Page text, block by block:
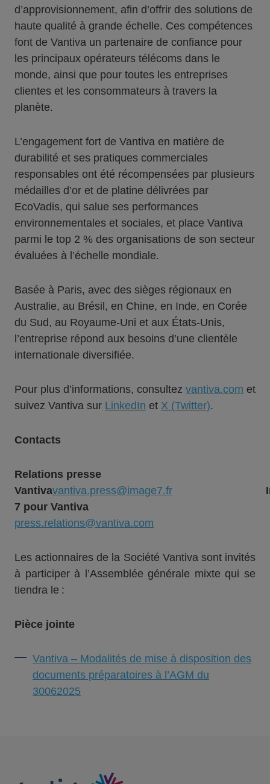
d’approvisionnement, afin d’offrir des solutions de
haute qualité à grande échelle. Ces compétences
font de Vantiva un partenaire de confiance pour
les principaux opérateurs télécoms dans le
monde, ainsi que pour toutes les entreprises
clientes et les consommateurs à travers la
planète.
L’engagement fort de Vantiva en matière de
durabilité et ses pratiques commerciales
responsables ont été récompensées par plusieurs
médailles d’or et de platine délivrées par
EcoVadis, qui salue ses performances
environnementales et sociales, et place Vantiva
parmi le top 2 % des organisations de son secteur
évaluées à l’échelle mondiale.
Basée à Paris, avec des sièges régionaux en
Australie, au Brésil, en Chine, en Inde, en Corée
du Sud, au Royaume-Uni et aux États-Unis,
l’entreprise répond aux besoins d’une clientèle
internationale diversifiée.
Pour plus d’informations, consultez vantiva.com et
suivez Vantiva sur LinkedIn et X (Twitter).
Contacts
Relations presse
Vantivavantiva.press@image7.fr
7 pour Vantiva
press.relations@vantiva.com
Les actionnaires de la Société Vantiva sont invités
à participer à l’Assemblée générale mixte qui se
tiendra le :
Pièce jointe
Vantiva – Modalités de mise à disposition des
documents préparatoires à l’AGM du
30062025